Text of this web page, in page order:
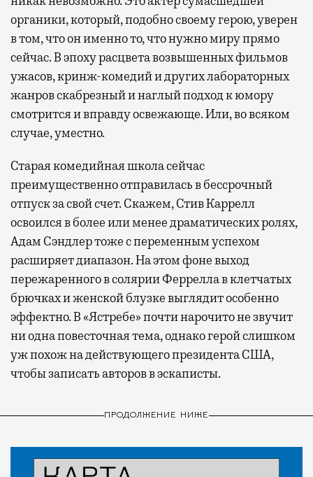
органики, который, подобно своему герою, уверен
в том, что он именно то, что нужно миру прямо
сейчас. В эпоху расцвета возвышенных фильмов
ужасов, кринж-комедий и других лабораторных
жанров скабрезный и наглый подход к юмору
смотрится и вправду освежающе. Или, во всяком
случае, уместно.
Старая комедийная школа сейчас
преимущественно отправилась в бессрочный
отпуск за свой счет. Скажем, Стив Каррелл
освоился в более или менее драматических ролях,
Адам Сэндлер тоже с переменным успехом
расширяет диапазон. На этом фоне выход
пережаренного в солярии Феррелла в клетчатых
брючках и женской блузке выглядит особенно
эффектно. В «Ястребе» почти нарочито не звучит
ни одна повесточная тема, однако герой слишком
уж похож на действующего президента США,
чтобы записать авторов в эскаписты.
ПРОДОЛЖЕНИЕ НИЖЕ